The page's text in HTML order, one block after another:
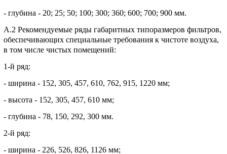
- глубина - 20; 25; 50; 100; 300; 360; 600; 700; 900 мм.
А.2 Рекомендуемые ряды габаритных типоразмеров фильтров,
обеспечивающих специальные требования к чистоте воздуха,
в том числе чистых помещений:
1-й ряд:
- ширина - 152, 305, 457, 610, 762, 915, 1220 мм;
- высота - 152, 305, 457, 610 мм;
- глубина - 78, 150, 292, 300 мм.
2-й ряд:
- ширина - 226, 526, 826, 1126 мм;